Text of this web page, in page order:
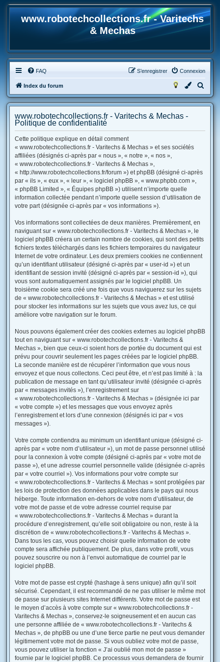
www.robotechcollections.fr - Varitechs
& Mechas
FAQ Connexion
S’enregistrer
Index du forum
e
e
www.robotechcollections.fr - Varitechs & Mechas -
Politique de confidentialité
Cette politique explique en détail comment
« www.robotechcollections.fr - Varitechs & Mechas » et ses sociétés
affiliées (désignés ci-après par « nous », « notre », « nos »,
« www.robotechcollections.fr - Varitechs & Mechas »,
« http://www.robotechcollections.fr/forum ») et phpBB (désigné ci-après
par « ils », « eux », « leur », « logiciel phpBB », « www.phpbb.com »,
« phpBB Limited », « Équipes phpBB ») utilisent n’importe quelle
information collectée pendant n’importe quelle session d’utilisation de
votre part (désignée ci-après par « vos informations »).
Vos informations sont collectées de deux manières. Premièrement, en
naviguant sur « www.robotechcollections.fr - Varitechs & Mechas », le
logiciel phpBB créera un certain nombre de cookies, qui sont des petits
fichiers textes téléchargés dans les fichiers temporaires du navigateur
Internet de votre ordinateur. Les deux premiers cookies ne contiennent
qu’un identifiant utilisateur (désigné ci-après par « user-id ») et un
identifiant de session invité (désigné ci-après par « session-id »), qui
vous sont automatiquement assignés par le logiciel phpBB. Un
troisième cookie sera créé une fois que vous naviguerez sur les sujets
de « www.robotechcollections.fr - Varitechs & Mechas » et est utilisé
pour stocker les informations sur les sujets que vous avez lus, ce qui
améliore votre navigation sur le forum.
Nous pouvons également créer des cookies externes au logiciel phpBB
tout en naviguant sur « www.robotechcollections.fr - Varitechs &
Mechas », bien que ceux-ci soient hors de portée du document qui est
prévu pour couvrir seulement les pages créées par le logiciel phpBB.
La seconde manière est de récupérer l’information que vous nous
envoyez et que nous collectons. Ceci peut être, et n’est pas limité à : la
publication de message en tant qu’utilisateur invité (désignée ci-après
par « messages invités »), l’enregistrement sur
« www.robotechcollections.fr - Varitechs & Mechas » (désignée ici par
« votre compte ») et les messages que vous envoyez après
l’enregistrement et lors d’une connexion (désignés ici par « vos
messages »).
Votre compte contiendra au minimum un identifiant unique (désigné ci-
après par « votre nom d’utilisateur »), un mot de passe personnel utilisé
pour la connexion à votre compte (désigné ci-après par « votre mot de
passe »), et une adresse courriel personnelle valide (désignée ci-après
par « votre courriel »). Vos informations pour votre compte sur
« www.robotechcollections.fr - Varitechs & Mechas » sont protégées par
les lois de protection des données applicables dans le pays qui nous
héberge. Toute information en-dehors de votre nom d’utilisateur, de
votre mot de passe et de votre adresse courriel requise par
« www.robotechcollections.fr - Varitechs & Mechas » durant la
procédure d’enregistrement, qu’elle soit obligatoire ou non, reste à la
discrétion de « www.robotechcollections.fr - Varitechs & Mechas ».
Dans tous les cas, vous pouvez choisir quelle information de votre
compte sera affichée publiquement. De plus, dans votre profil, vous
pouvez souscrire ou non à l’envoi automatique de courriel par le
logiciel phpBB.
Votre mot de passe est crypté (hashage à sens unique) afin qu’il soit
sécurisé. Cependant, il est recommandé de ne pas utiliser le même mot
de passe sur plusieurs sites Internet différents. Votre mot de passe est
le moyen d’accès à votre compte sur « www.robotechcollections.fr -
Varitechs & Mechas », conservez-le soigneusement et en aucun cas
une personne affiliée de « www.robotechcollections.fr - Varitechs &
Mechas », de phpBB ou une d’une tierce partie ne peut vous demander
légitimement votre mot de passe. Si vous oubliez votre mot de passe,
vous pouvez utiliser la fonction « J’ai oublié mon mot de passe »
fournie par le logiciel phpBB. Ce processus vous demandera de fournir